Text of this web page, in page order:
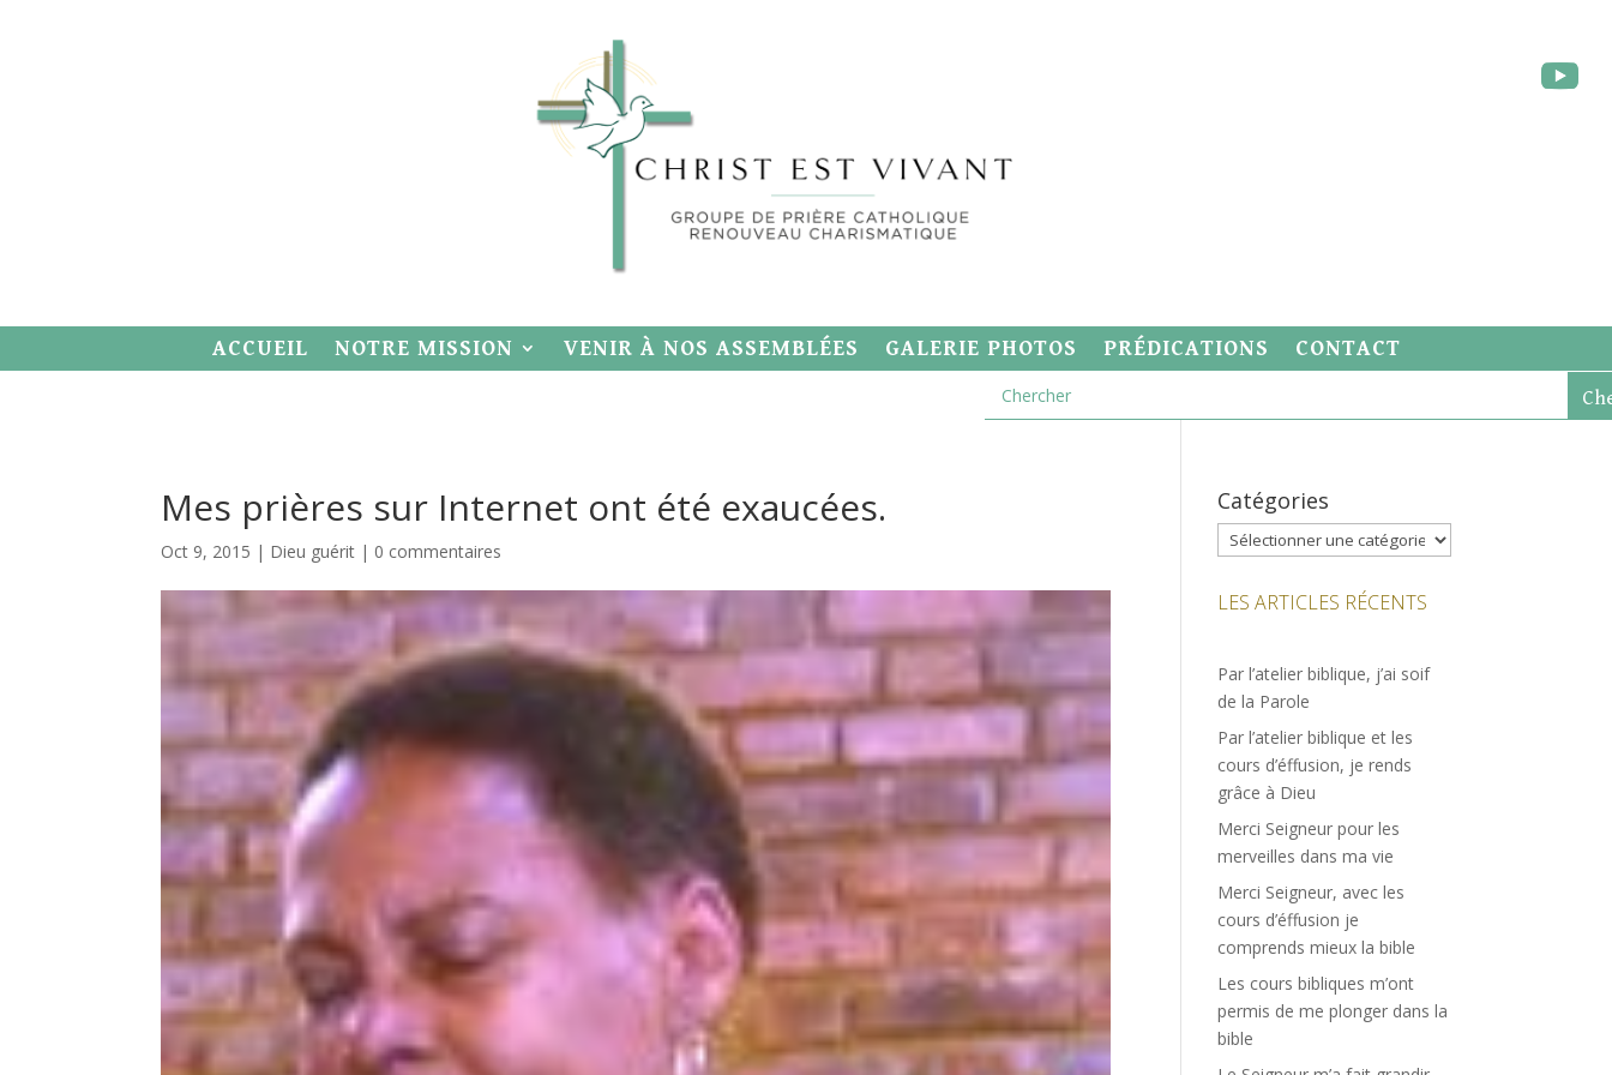
ACCUEIL NOTRE MISSION VENIR À NOS ASSEMBLÉES GALERIE PHOTOS PRÉDICATIONS CONTACT
Mes prières sur Internet ont été exaucées.
Oct 9, 2015 | Dieu guérit | 0 commentaires
Catégories
Catégories
LES ARTICLES RÉCENTS
Par l’atelier biblique, j’ai soif
de la Parole
Par l’atelier biblique et les
cours d’éffusion, je rends
grâce à Dieu
Merci Seigneur pour les
merveilles dans ma vie
Merci Seigneur, avec les
cours d’éffusion je
comprends mieux la bible
Les cours bibliques m’ont
permis de me plonger dans la
bible